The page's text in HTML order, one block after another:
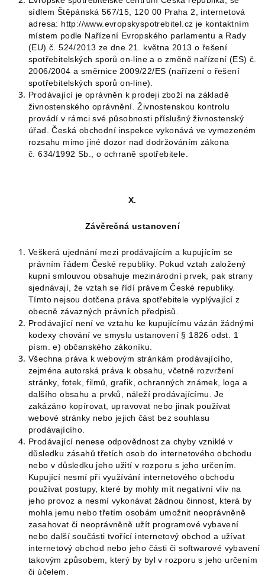
sídlem Štěpánská 567/15, 120 00 Praha 2, internetová
adresa: http://www.evropskyspotrebitel.cz je kontaktním
místem podle Nařízení Evropského parlamentu a Rady
(EU) č. 524/2013 ze dne 21. května 2013 o řešení
spotřebitelských sporů on-line a o změně nařízení (ES) č.
2006/2004 a směrnice 2009/22/ES (nařízení o řešení
spotřebitelských sporů on-line).
Prodávající je oprávněn k prodeji zboží na základě
živnostenského oprávnění. Živnostenskou kontrolu
provádí v rámci své působnosti příslušný živnostenský
úřad. Česká obchodní inspekce vykonává ve vymezeném
rozsahu mimo jiné dozor nad dodržováním zákona
č. 634/1992 Sb., o ochraně spotřebitele.
X.
Závěrečná ustanovení
Veškerá ujednání mezi prodávajícím a kupujícím se
právním řádem České republiky. Pokud vztah založený
kupní smlouvou obsahuje mezinárodní prvek, pak strany
sjednávají, že vztah se řídí právem České republiky.
Tímto nejsou dotčena práva spotřebitele vyplývající z
obecně závazných právních předpisů.
Prodávající není ve vztahu ke kupujícímu vázán žádnými
kodexy chování ve smyslu ustanovení § 1826 odst. 1
písm. e) občanského zákoníku.
Všechna práva k webovým stránkám prodávajícího,
zejména autorská práva k obsahu, včetně rozvržení
stránky, fotek, filmů, grafik, ochranných známek, loga a
dalšího obsahu a prvků, náleží prodávajícímu. Je
zakázáno kopírovat, upravovat nebo jinak používat
webové stránky nebo jejich část bez souhlasu
prodávajícího.
Prodávající nenese odpovědnost za chyby vzniklé v
důsledku zásahů třetích osob do internetového obchodu
nebo v důsledku jeho užití v rozporu s jeho určením.
Kupující nesmí při využívání internetového obchodu
používat postupy, které by mohly mít negativní vliv na
jeho provoz a nesmí vykonávat žádnou činnost, která by
mohla jemu nebo třetím osobám umožnit neoprávněně
zasahovat či neoprávněně užít programové vybavení
nebo další součásti tvořící internetový obchod a užívat
internetový obchod nebo jeho části či softwarové vybavení
takovým způsobem, který by byl v rozporu s jeho určením
či účelem.